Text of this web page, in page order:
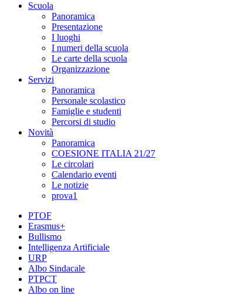
Scuola
Panoramica
Presentazione
I luoghi
I numeri della scuola
Le carte della scuola
Organizzazione
Servizi
Panoramica
Personale scolastico
Famiglie e studenti
Percorsi di studio
Novità
Panoramica
COESIONE ITALIA 21/27
Le circolari
Calendario eventi
Le notizie
prova1
PTOF
Erasmus+
Bullismo
Intelligenza Artificiale
URP
Albo Sindacale
PTPCT
Albo on line